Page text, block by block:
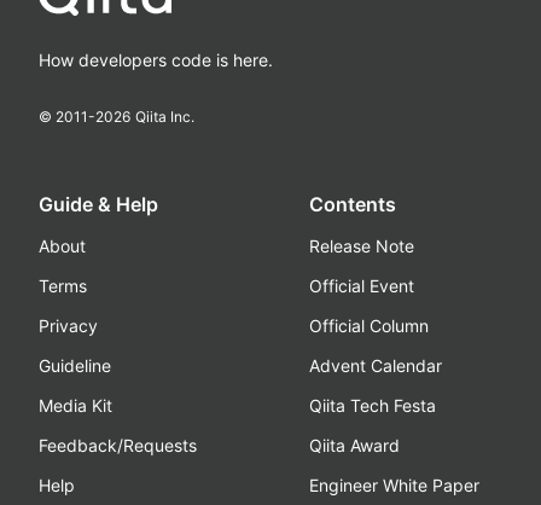
How developers code is here.
© 2011-2026 Qiita Inc.
Guide & Help
About
Terms
Privacy
Guideline
Media Kit
Feedback/Requests
Help
Contents
Release Note
Official Event
Official Column
Advent Calendar
Qiita Tech Festa
Qiita Award
Engineer White Paper